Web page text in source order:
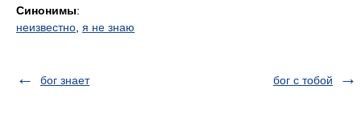
Синонимы:
неизвестно я не знаю
бог знает бог с тобой